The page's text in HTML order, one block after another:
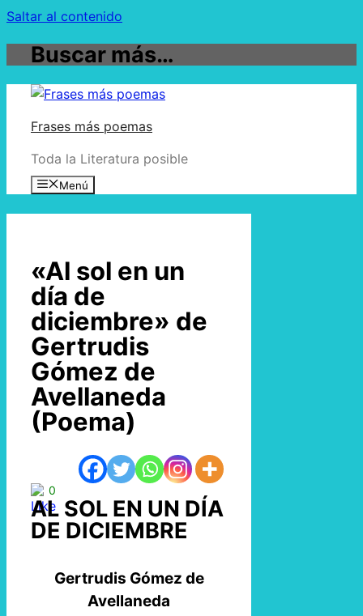
Saltar al contenido
Buscar más…
Frases más poemas
Toda la Literatura posible
Menú
«Al sol en un
día de
diciembre» de
Gertrudis
Gómez de
Avellaneda
(Poema)
0
AL SOL EN UN DÍA
DE DICIEMBRE
Gertrudis Gómez de
Avellaneda